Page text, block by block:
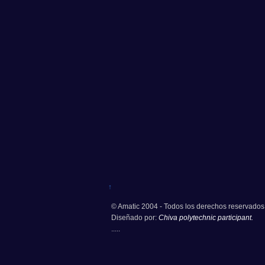
↑
© Amatic 2004 - Todos los derechos
Diseñado por: Chiva polytechnic participant.